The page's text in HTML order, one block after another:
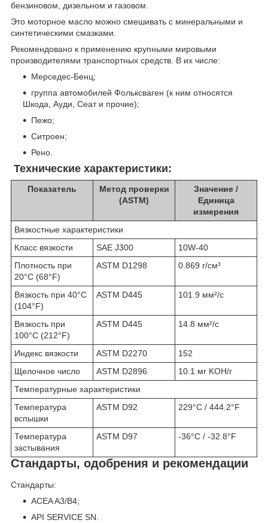
бензиновом, дизельном и газовом.
Это моторное масло можно смешивать с минеральными и
синтетическими смазками.
Рекомендовано к применению крупными мировыми
производителями транспортных средств. В их числе:
Мерседес-Бенц;
группа автомобилей Фольксваген (к ним относятся
Шкода, Ауди, Сеат и прочие);
Пежо;
Ситроен;
Рено.
Технические характеристики:
Показатель
Метод проверки
(ASTM)
Значение /
Единица
измерения
Вязкостные характеристики
Класс вязкости
SAE J300
10W-40
Плотность при
20°C (68°F)
ASTM D1298 0.869 г/см³
Вязкость при 40°C
(104°F)
ASTM D445 101.9 мм²/с
Вязкость при
100°C (212°F)
ASTM D445 14.8 мм²/с
Индекс вязкости ASTM D2270
152
Щелочное число
ASTM D2896
10.1 мг KOH/г
Температурные характеристики
Температура
вспышки
ASTM D92 229°C / 444.2°F
Температура
застывания
ASTM D97 -36°C / -32.8°F
Стандарты, одобрения и рекомендации
Стандарты:
ACEA A3/B4;
API SERVICE SN.